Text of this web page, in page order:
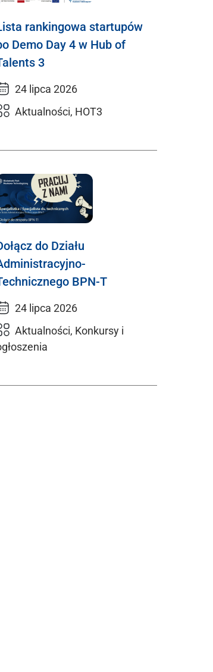
rankingowa startupów
Demo Day 4 w Hub of
3
24 lipca 2026
Aktualności, HOT3
do Działu
BPN-T
24 lipca 2026
Aktualności, Konkursy i